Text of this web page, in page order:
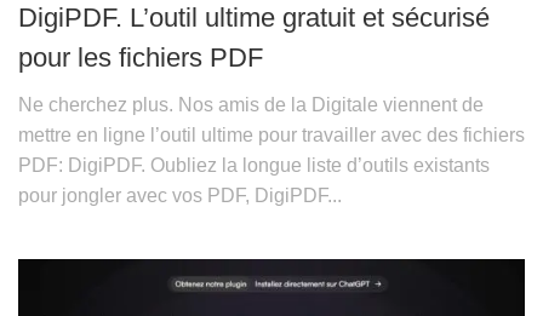
DigiPDF. L’outil ultime gratuit et sécurisé
pour les fichiers PDF
Ne cherchez plus. Nos amis de la Digitale viennent de
mettre en ligne l’outil ultime pour travailler avec des fichiers
PDF: DigiPDF. Oubliez la longue liste d’outils existants
pour jongler avec vos PDF, DigiPDF...